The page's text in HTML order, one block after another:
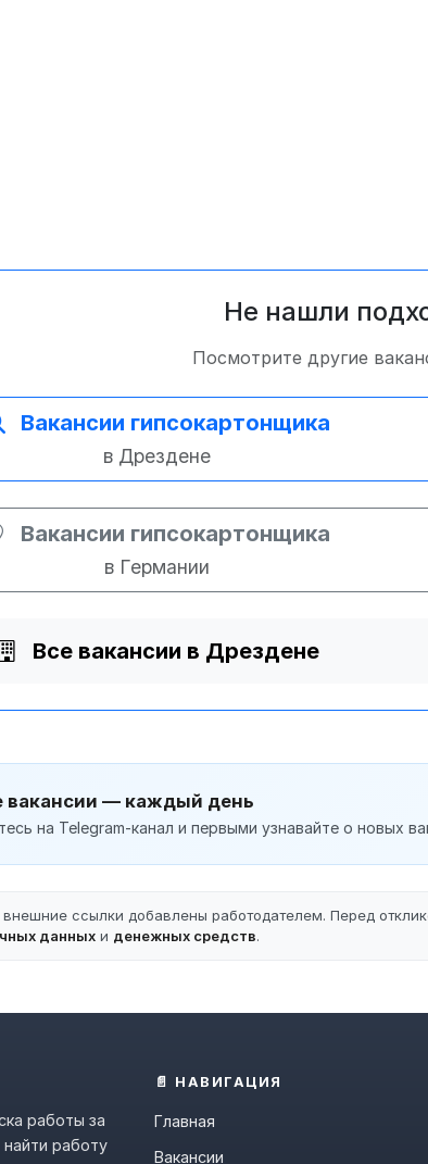
Не нашли
Посмотрите другие
Вакансии гипсокартонщика
в Дрездене
Вакансии гипсокартонщика
в Германии
Все вакансии в Дрездене
вакансии — каждый день
на Telegram-канал и первыми узнавайте о новых
внешние ссылки добавлены работодателем. Перед
данных и денежных средств.
работы за
работу
📄 НАВИГАЦИЯ
Главная
Вакансии